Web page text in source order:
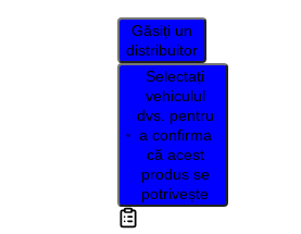
Găsiți un
distribuitor
Selectați
vehiculul
dvs. pentru
a confirma
că acest
produs se
potrivește